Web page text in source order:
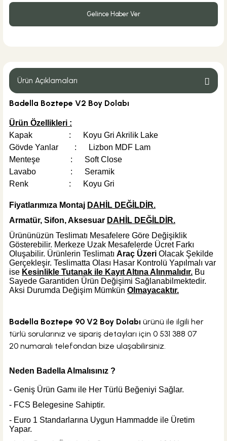
Gelince Haber Ver
Ürün Açıklamaları
Badella Boztepe V2 Boy Dolabı
Ürün Özellikleri :
Kapak : Koyu Gri Akrilik Lake
Gövde Yanlar : Lizbon MDF Lam
Menteşe : Soft Close
Lavabo : Seramik
Renk : Koyu Gri
Fiyatlarımıza Montaj DAHİL DEĞİLDİR.
Armatür, Sifon, Aksesuar DAHİL DEĞİLDİR.
Ürününüzün Teslimatı Mesafelere Göre Değişiklik
Gösterebilir. Merkeze Uzak Mesafelerde Ücret Farkı
Oluşabilir. Ürünlerin Teslimatı Araç Üzeri Olacak Şekilde
Gerçekleşir. Teslimatta Olası Hasar Kontrolü Yapılmalı var
ise Kesinlikle Tutanak ile Kayıt Altına Alınmalıdır. Bu
Sayede Garantiden Ürün Değişimi Sağlanabilmektedir.
Aksi Durumda Değişim Mümkün Olmayacaktır.
Badella Boztepe 90 V2 Boy Dolabı ürünü ile ilgili her
türlü sorularınız ve sipariş detayları için 0 531 388 07
20 numaralı telefondan bize ulaşabilirsiniz.
Neden Badella Almalısınız ?
- Geniş Ürün Gamı ile Her Türlü Beğeniyi Sağlar.
- FCS Belegesine Sahiptir.
- Euro 1 Standarlarına Uygun Hammadde ile Üretim
Yapar.